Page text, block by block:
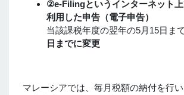
②e-Filingというインターネット
利用した申告（電子申告）
当該課税年度の翌年の5月15日ま
日までに変更
マレーシアでは、毎月税額の納付を行